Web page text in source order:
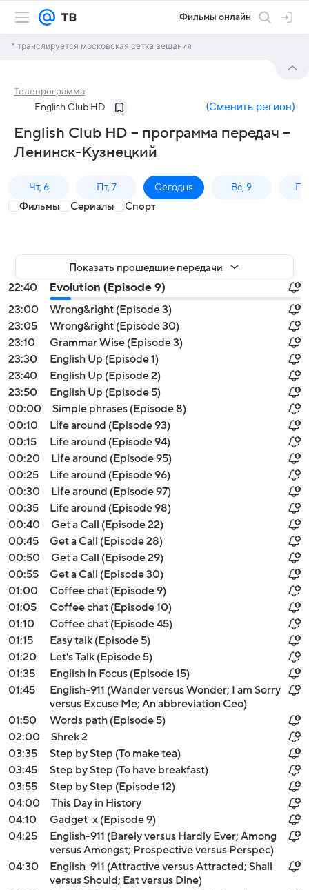
Фильмы онлайн
* транслируется московская сетка вещания
Телепрограмма
English Club HD (Сменить регион)
English Club HD – программа передач –
Ленинск-Кузнецкий
Чт, 6 Пт, 7 Сегодня Вс, 9
Фильмы Сериалы Спорт
Показать прошедшие передачи
22:40
Evolution (Episode 9)
23:00
Wrong&right (Episode 3)
23:05
Wrong&right (Episode 30)
23:10
Grammar Wise (Episode 3)
23:30
English Up (Episode 1)
23:40
English Up (Episode 2)
23:50
English Up (Episode 5)
00:00
Simple phrases (Episode 8)
00:10
Life around (Episode 93)
00:15
Life around (Episode 94)
00:20
Life around (Episode 95)
00:25
Life around (Episode 96)
00:30
Life around (Episode 97)
00:35
Life around (Episode 98)
00:40
Get a Call (Episode 22)
00:45
Get a Call (Episode 28)
00:50
Get a Call (Episode 29)
00:55
Get a Call (Episode 30)
01:00
Coffee chat (Episode 9)
01:05
Coffee chat (Episode 10)
01:10
Coffee chat (Episode 45)
01:15
Easy talk (Episode 5)
01:20
Let's Talk (Episode 5)
01:35
English in Focus (Episode 15)
01:45
English-911 (Wander versus Wonder; I am Sorry
versus Excuse Me; An abbreviation Ceo)
01:50
Words path (Episode 5)
02:00
Shrek 2
03:35
Step by Step (To make tea)
03:45
Step by Step (To have breakfast)
03:55
Step by Step (Episode 12)
04:00
This Day in History
04:10
Gadget-x (Episode 9)
04:25
English-911 (Barely versus Hardly Ever; Among
versus Amongst; Prospective versus Perspec)
04:30
English-911 (Attractive versus Attracted; Shall
versus Should; Eat versus Dine)